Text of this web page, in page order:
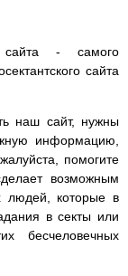
сайта - самого
сайта
наш сайт, нужны
информацию,
помогите
возможным
людей, которые в
в секты или
бесчеловечных